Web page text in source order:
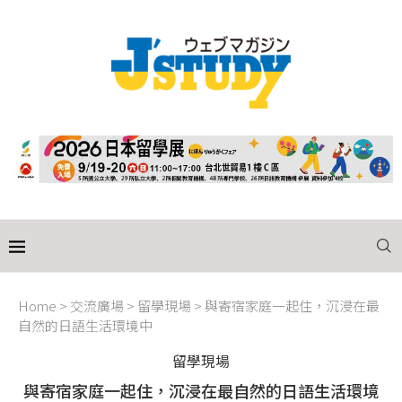
Home > 交流廣場 > 留學現場 >與寄宿家庭一起住，沉浸在最
自然的日語生活環境中
留學現場
與寄宿家庭一起住，沉浸在最自然的日語生活環境